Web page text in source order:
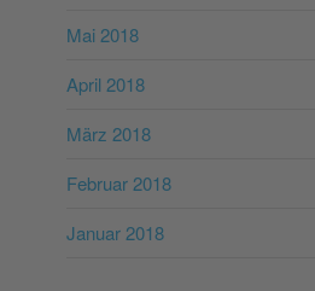
Mai 2018
April 2018
März 2018
Februar 2018
Januar 2018